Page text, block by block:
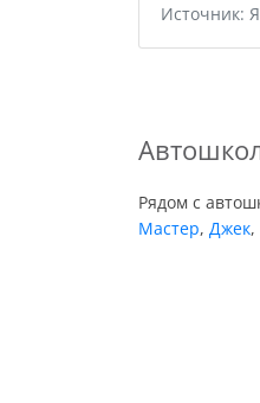
Источник:
Рядом с
Мастер, Джек,